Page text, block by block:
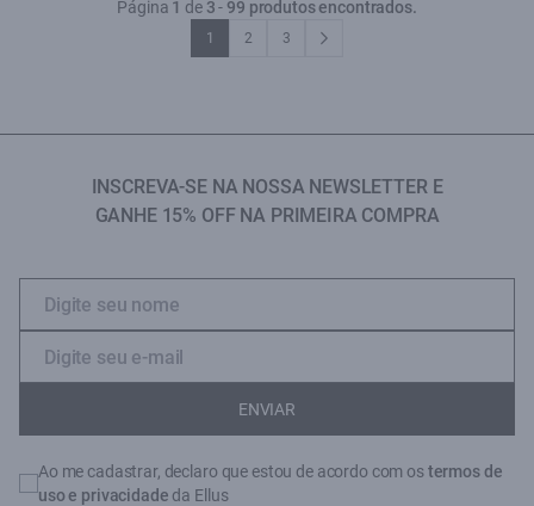
Página 1 de 3- 99 produtos encontrados.
1 2 3
INSCREVA-SE NA NOSSA NEWSLETTER E
GANHE 15% OFF NA PRIMEIRA COMPRA
ENVIAR
Ao me cadastrar, declaro que estou de acordo com ostermos de
uso e privacidade da Ellus